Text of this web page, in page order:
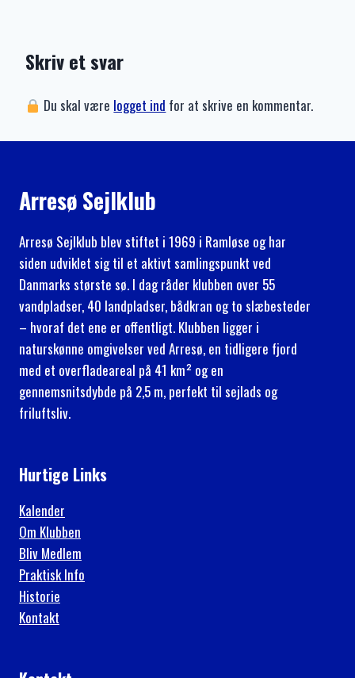
Skriv et svar
Du skal være logget ind for at skrive en kommentar.
Arresø Sejlklub
Arresø Sejlklub blev stiftet i 1969 i Ramløse og har
siden udviklet sig til et aktivt samlingspunkt ved
Danmarks største sø. I dag råder klubben over 55
vandpladser, 40 landpladser, bådkran og to slæbesteder
– hvoraf det ene er offentligt. Klubben ligger i
naturskønne omgivelser ved Arresø, en tidligere fjord
med et overfladeareal på 41 km² og en
gennemsnitsdybde på 2,5 m, perfekt til sejlads og
friluftsliv.
Hurtige Links
Kalender
Om Klubben
Bliv Medlem
Praktisk Info
Historie
Kontakt